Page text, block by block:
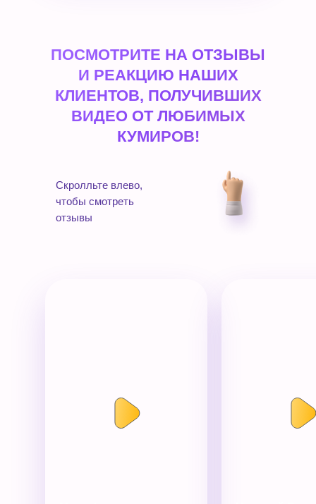
ПОСМОТРИТЕ НА ОТЗЫВЫ
И РЕАКЦИЮ НАШИХ
КЛИЕНТОВ, ПОЛУЧИВШИХ
ВИДЕО ОТ ЛЮБИМЫХ
КУМИРОВ!
Скролльте влево,
чтобы смотреть
отзывы